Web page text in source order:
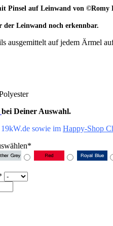
Pinsel auf Leinwand von ©Romy
Leinwand noch erkennbar.
ausgemittelt auf jedem Ärmel
bei Deiner Auswahl.
sowie im Happy-Shop
*